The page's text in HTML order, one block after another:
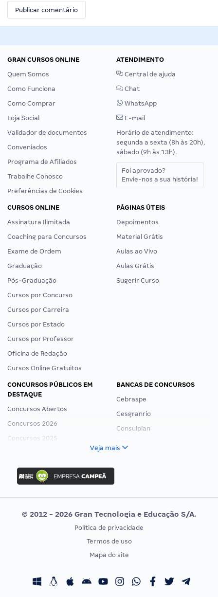
GRAN CURSOS ONLINE
Quem Somos
Como Funciona
Como Comprar
Loja Social
Validador de documentos
Conveniados
Programa de Afiliados
Trabalhe Conosco
Preferências de Cookies
ATENDIMENTO
Central de ajuda
Chat
WhatsApp
E-mail
Horário de atendimento:
segunda a sexta (8h às 20h),
sábado (9h às 13h).
Foi aprovado?
Envie-nos a sua história!
CURSOS ONLINE
Assinatura Ilimitada
Coaching para Concursos
Exame de Ordem
Graduação
Pós-Graduação
Cursos por Concurso
Cursos por Carreira
Cursos por Estado
Cursos por Professor
Oficina de Redação
Cursos Online Gratuitos
PÁGINAS ÚTEIS
Depoimentos
Material Grátis
Aulas ao Vivo
Aulas Grátis
Sugerir Curso
CONCURSOS PÚBLICOS EM
DESTAQUE
Concursos Abertos
Concursos 2026
Concursos 2025
Concurso Nacional Unificado
Concurso Ibama
Concurso MPU
Editais publicados
BANCAS DE CONCURSOS
Cebraspe
Cesgranrio
Consulplan
Vunesp
CONCURSOS POR PROFISSÃO
Concursos Fiscais
EXAME DE ORDEM
Calendário OAB
Veja mais
© 2012 - 2026 Gran Tecnologia e Educação S/A.
Política de privacidade
Termos de uso
Mapa do site